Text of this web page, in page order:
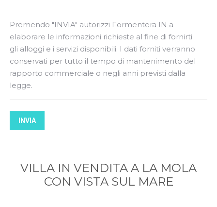
Premendo "INVIA" ​​autorizzi Formentera IN a
elaborare le informazioni richieste al fine di fornirti
gli alloggi e i servizi disponibili. I dati forniti verranno
conservati per tutto il tempo di mantenimento del
rapporto commerciale o negli anni previsti dalla
legge.
INVIA
VILLA IN VENDITA A LA MOLA
CON VISTA SUL MARE